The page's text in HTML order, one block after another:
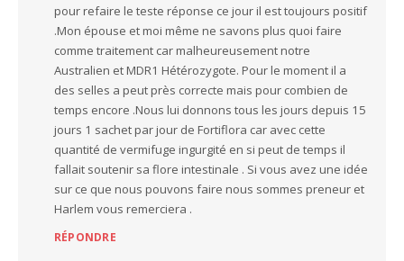
pour refaire le teste réponse ce jour il est toujours positif
.Mon épouse et moi même ne savons plus quoi faire
comme traitement car malheureusement notre
Australien et MDR1 Hétérozygote. Pour le moment il a
des selles a peut près correcte mais pour combien de
temps encore .Nous lui donnons tous les jours depuis 15
jours 1 sachet par jour de Fortiflora car avec cette
quantité de vermifuge ingurgité en si peut de temps il
fallait soutenir sa flore intestinale . Si vous avez une idée
sur ce que nous pouvons faire nous sommes preneur et
Harlem vous remerciera .
RÉPONDRE